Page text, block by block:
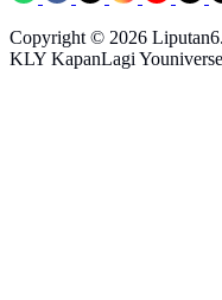
Copyright © 2026
KLY KapanLagi